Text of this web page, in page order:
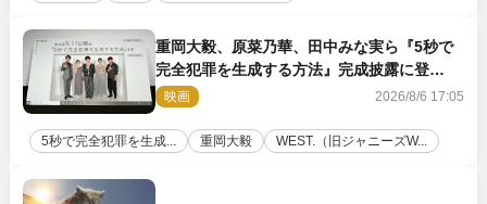
重岡大毅、原菜乃華、田中みな実ら『5秒で
完全犯罪を生成する方法』完成披露に登
壇！ それぞれのAI活用術も発表
映画 2026/8/6 17:05
5秒で完全犯罪を生成... 重岡大毅 WEST.（旧ジャニーズW...